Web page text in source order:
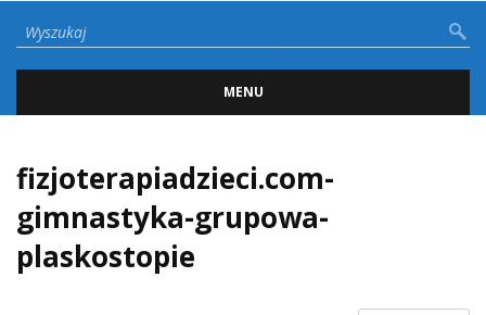
MENU
fizjoterapiadzieci.com-
gimnastyka-grupowa-
plaskostopie